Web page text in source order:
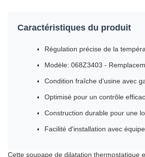
Caractéristiques du produit
Régulation précise de la
Modèle: 068Z3403 -
Condition fraîche d'usine avec
Optimisé pour un contrôle
Construction durable pour une
Facilité d'installation avec
Cette soupape de dilatation thermostatique